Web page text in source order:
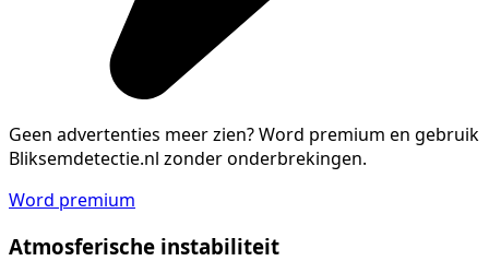
Geen advertenties meer zien?Word premium en gebruik
Bliksemdetectie.nl zonder onderbrekingen.
Word premium
Atmosferische instabiliteit